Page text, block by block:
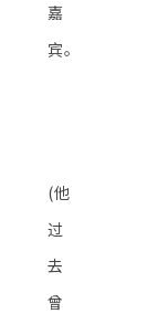
嘉
宾。
(他
过
去
曾